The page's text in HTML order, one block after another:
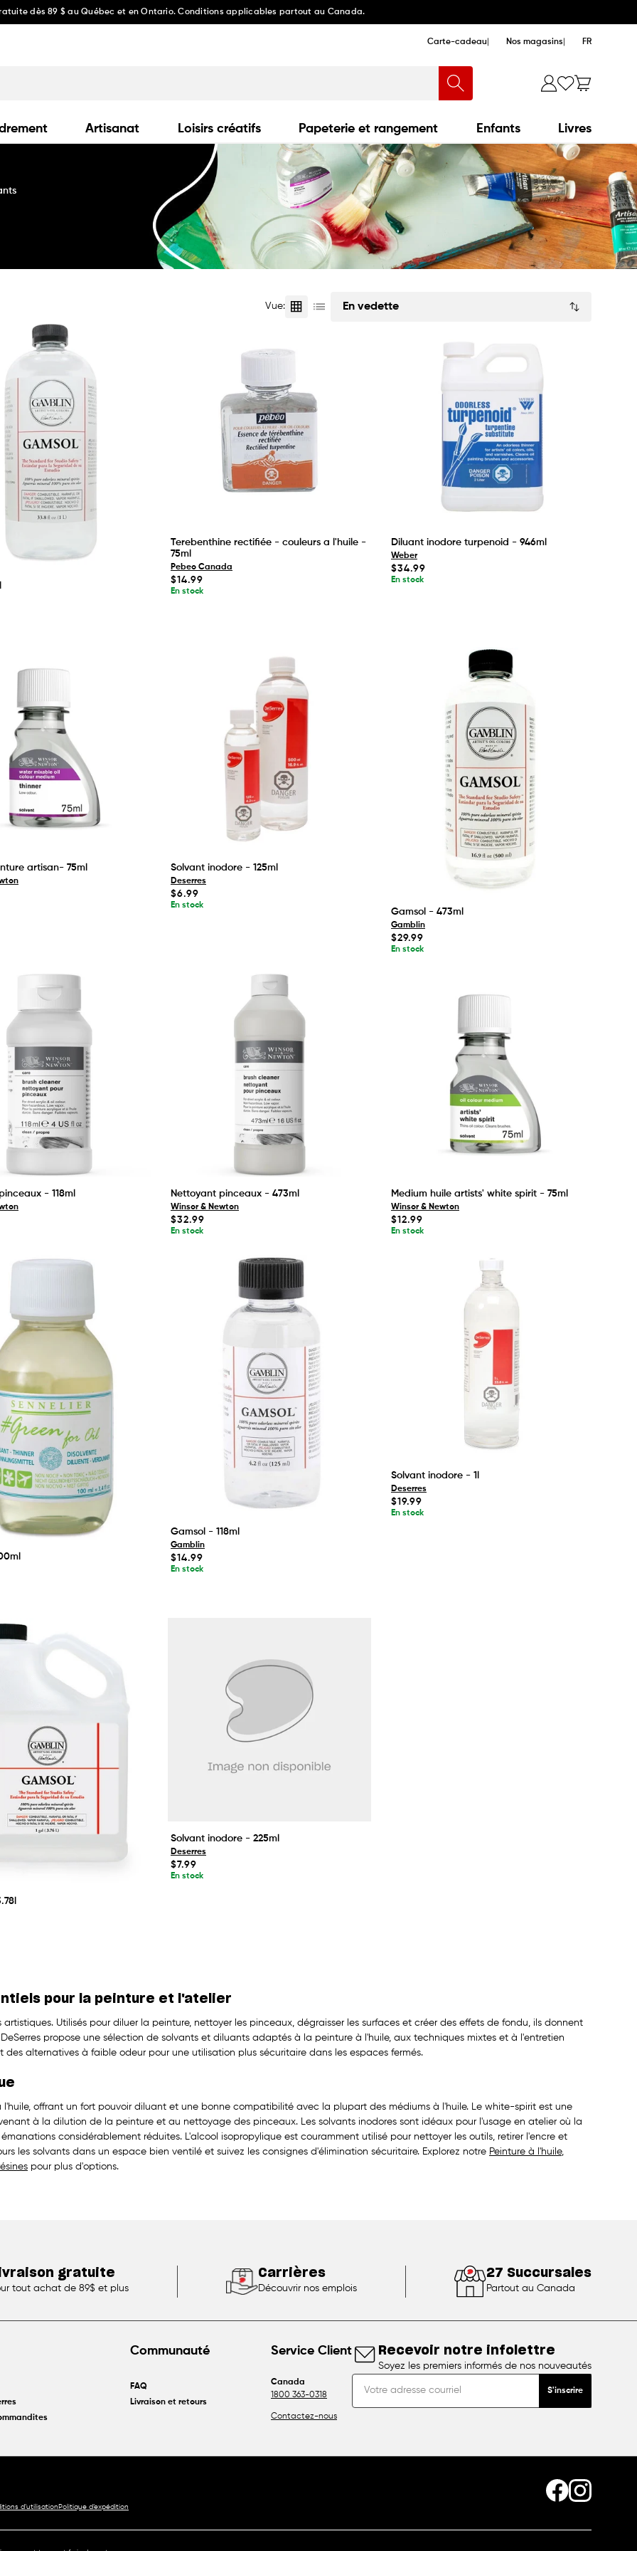
dès 89 $ au Québec et en Ontario. Conditions applicables partout au Canada.
Carte-cadeau Nos magasins FR
Artisanat Loisirs créatifs Papeterie et rangement Enfants Livres
Vue:
par:
Terebenthine rectifiée - couleurs a l'huile -
75ml
Pebeo Canada
Prix
habituel
$14.99
En stock
Diluant inodore turpenoid - 946ml
Weber
Prix
habituel
$34.99
En stock
artisan- 75ml Solvant inodore - 125ml
Deserres
Prix
habituel
$6.99
En stock
Gamsol - 473ml
Gamblin
Prix
habituel
$29.99
En stock
- 118ml Nettoyant pinceaux - 473ml
Winsor & Newton
Prix
habituel
$32.99
En stock
Medium huile artists' white spirit - 75ml
Winsor & Newton
Prix
habituel
$12.99
En stock
Gamsol - 118ml
Gamblin
Prix
habituel
$14.99
En stock
Solvant inodore - 1l
Deserres
Prix
habituel
$19.99
En stock
Solvant inodore - 225ml
Deserres
Prix
habituel
$7.99
En stock
pour la peinture et l'atelier
Utilisés pour diluer la peinture, nettoyer les pinceaux, dégraisser les surfaces et créer des effets de fondu, ils donnent
propose une sélection de solvants et diluants adaptés à la peinture à l'huile, aux techniques mixtes et à l'entretien
alternatives à faible odeur pour une utilisation plus sécuritaire dans les espaces fermés.
offrant un fort pouvoir diluant et une bonne compatibilité avec la plupart des médiums à l'huile. Le white-spirit est une
à la dilution de la peinture et au nettoyage des pinceaux. Les solvants inodores sont idéaux pour l'usage en atelier où la
considérablement réduites. L'alcool isopropylique est couramment utilisé pour nettoyer les outils, retirer l'encre et
les solvants dans un espace bien ventilé et suivez les consignes d'élimination sécuritaire. Explorez notre Peinture à l'huile,
pour plus d'options.
gratuite
tout achat de 89$ et plus
Carrières
Découvrir nos emplois
27 Succursales
Partout au Canada
Communauté
FAQ
Livraison et retours
Service Client
Canada
1800 363-0318
Contactez-nous
Recevoir notre infolettre
Soyez les premiers informés de nos nouveautés
S'inscrire
d’utilisationPolitique d’expédition